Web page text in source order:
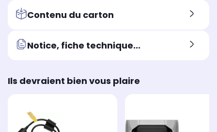
Contenu du carton
Notice, fiche technique...
Ils devraient bien vous plaire